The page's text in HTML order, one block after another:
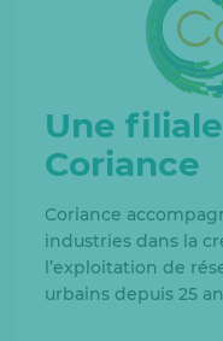
Une
Coriance
Coriance
industries dans la
l’exploitation de
urbains depuis 25